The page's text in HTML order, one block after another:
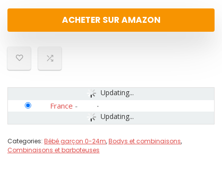
ACHETER SUR AMAZON
Updating...
Updating...
France -
Categories: Bébé garçon 0-24m,Bodys et combinaisons,
Combinaisons et barboteuses